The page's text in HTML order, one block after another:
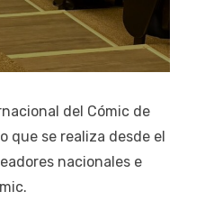
del Cómic de
que se realiza desde el
nacionales e